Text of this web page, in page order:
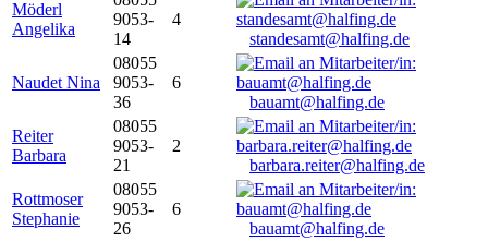
Möderl
Angelika
9053-
14
4
standesamt@halfing.de
Naudet Nina
08055
9053-
36
6
bauamt@halfing.de
Reiter
Barbara
08055
9053-
21
2
barbara.reiter@halfing.de
Rottmoser
Stephanie
08055
9053-
26
6
bauamt@halfing.de